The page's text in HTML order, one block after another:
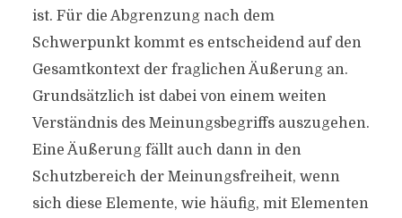
ist. Für die Abgrenzung nach dem
Schwerpunkt kommt es entscheidend auf den
Gesamtkontext der fraglichen Äußerung an.
Grundsätzlich ist dabei von einem weiten
Verständnis des Meinungsbegriffs auszugehen.
Eine Äußerung fällt auch dann in den
Schutzbereich der Meinungsfreiheit, wenn
sich diese Elemente, wie häufig, mit Elementen